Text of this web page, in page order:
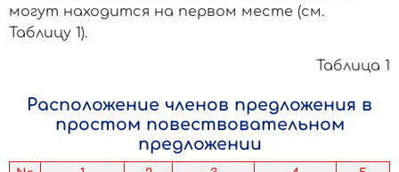
могут находится на первом месте (см.
Таблицу 1).
Таблица 1
Расположение членов предложения в
простом повествовательном
предложении